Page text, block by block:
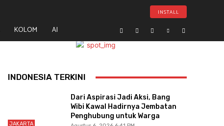
INSTALL
KOLOM AI
INDONESIA TERKINI
JAKARTA
Dari Aspirasi Jadi Aksi, Bang
Wibi Kawal Hadirnya Jembatan
Penghubung untuk Warga